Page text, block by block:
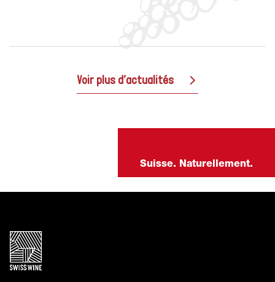
Voir plus d’actualités
Suisse. Naturellement.